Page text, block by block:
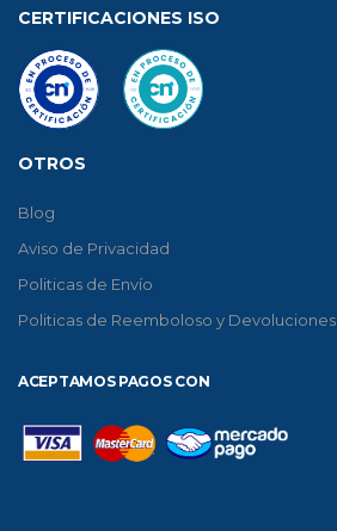
CERTIFICACIONES ISO
OTROS
Blog
Aviso de Privacidad
Politicas de Envío
Politicas de Reemboloso y Devoluciones
ACEPTAMOS PAGOS CON